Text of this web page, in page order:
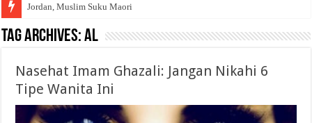
Jordan, Muslim Suku Maori
Tag Archives:Al
Nasehat Imam Ghazali: Jangan Nikahi 6
Tipe Wanita Ini